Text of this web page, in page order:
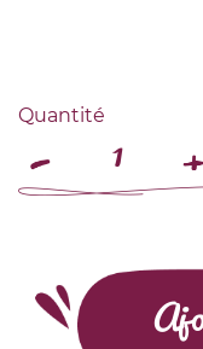
Quantité